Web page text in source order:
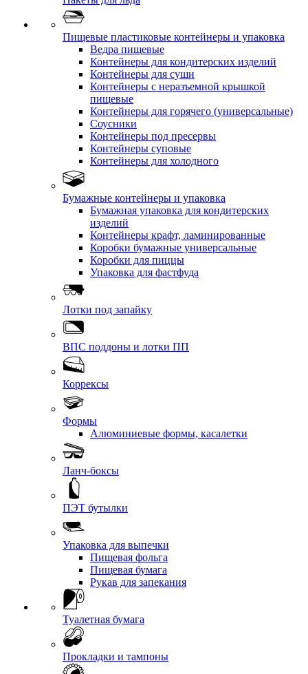
Пищевые пластиковые контейнеры и упаковка
Ведра пищевые
Контейнеры для кондитерских изделий
Контейнеры для суши
Контейнеры с неразъемной крышкой
пищевые
Контейнеры для горячего (универсальные)
Соусники
Контейнеры под пресервы
Контейнеры суповые
Контейнеры для холодного
Бумажные контейнеры и упаковка
Бумажная упаковка для кондитерских
изделий
Контейнеры крафт, ламинированные
Коробки бумажные универсальные
Коробки для пиццы
Упаковка для фастфуда
Лотки под запайку
ВПС поддоны и лотки ПП
Коррексы
Формы
Алюминиевые формы, касалетки
Ланч-боксы
ПЭТ бутылки
Упаковка для выпечки
Пищевая фольга
Пищевая бумага
Рукав для запекания
Туалетная бумага
Прокладки и тампоны